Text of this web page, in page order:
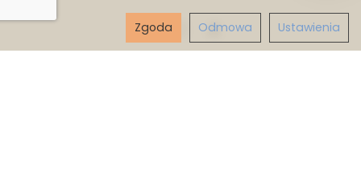
Ustawienia
Odmowa
Zgoda